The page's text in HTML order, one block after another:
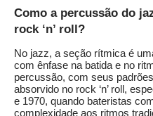
Como a percussão do
rock ‘n’ roll?
No jazz, a seção rítmica é
com ênfase na batida e no
percussão, com seus
absorvido no rock ‘n’ roll,
e 1970, quando bateristas
complexidade aos ritmos